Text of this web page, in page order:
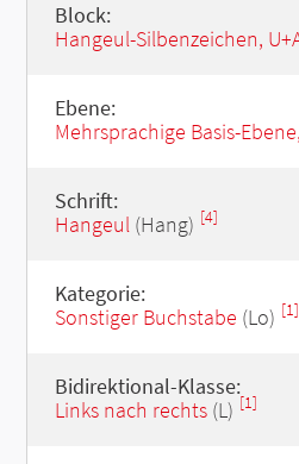
Block:
Hangeul-Silbenzeichen,
Ebene:
Mehrsprachige Basis-
Schrift:
Hangeul(Hang) [4]
Kategorie:
Sonstiger Buchstabe (Lo) [1]
Bidirektional-Klasse:
Links nach rechts(L) [1]